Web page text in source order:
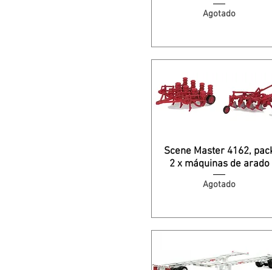
Agotado
Scene Master 4162,
2 x máquinas de arado
Agotado